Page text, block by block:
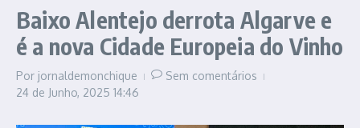
Baixo Alentejo derrota Algarve e
é a nova Cidade Europeia do Vinho
Por jornaldemonchique
Sem comentários
24 de Junho, 2025 14:46